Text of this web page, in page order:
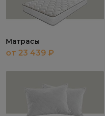
Матрасы
от 23 439 ₽